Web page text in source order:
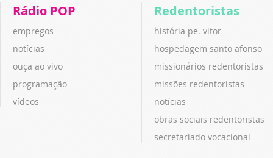
Rádio POP
empregos
notícias
ouça ao vivo
programação
vídeos
Redentoristas
história pe. vitor
hospedagem santo afonso
missionários redentoristas
missões redentoristas
notícias
obras sociais redentoristas
secretariado vocacional